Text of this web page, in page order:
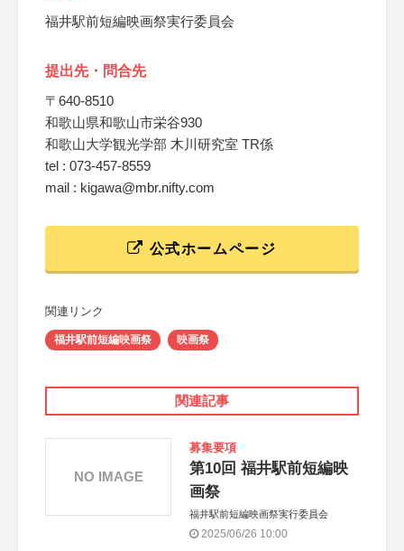
福井駅前短編映画祭実行委員会
提出先・問合先
〒640-8510
和歌山県和歌山市栄谷930
和歌山大学観光学部 木川研究室 TR係
tel : 073-457-8559
mail : kigawa@mbr.nifty.com
公式ホームページ
関連リンク
福井駅前短編映画祭 映画祭
関連記事
募集要項
第10回 福井駅前短編映
画祭
福井駅前短編映画祭実行委員会
2025/06/26 10:00
NO IMAGE